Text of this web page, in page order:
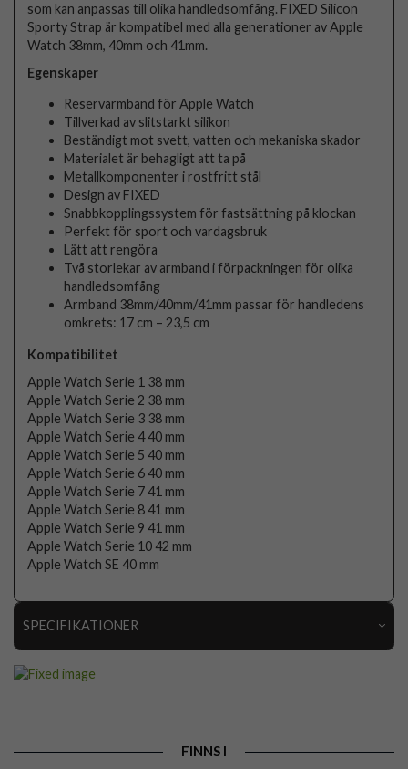
som kan anpassas till olika handledsomfång. FIXED Silicon
Sporty Strap är kompatibel med alla generationer av Apple
Watch 38mm, 40mm och 41mm.
Egenskaper
Reservarmband för Apple Watch
Tillverkad av slitstarkt silikon
Beständigt mot svett, vatten och mekaniska skador
Materialet är behagligt att ta på
Metallkomponenter i rostfritt stål
Design av FIXED
Snabbkopplingssystem för fastsättning på klockan
Perfekt för sport och vardagsbruk
Lätt att rengöra
Två storlekar av armband i förpackningen för olika
handledsomfång
Armband 38mm/40mm/41mm passar för handledens
omkrets: 17 cm – 23,5 cm
Kompatibilitet
Apple Watch Serie 1 38 mm
Apple Watch Serie 2 38 mm
Apple Watch Serie 3 38 mm
Apple Watch Serie 4 40 mm
Apple Watch Serie 5 40 mm
Apple Watch Serie 6 40 mm
Apple Watch Serie 7 41 mm
Apple Watch Serie 8 41 mm
Apple Watch Serie 9 41 mm
Apple Watch Serie 10 42 mm
Apple Watch SE 40 mm
SPECIFIKATIONER
FINNS I